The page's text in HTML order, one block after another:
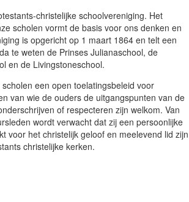
christelijke schoolvereniging. Het
scholen vormt de basis voor ons denken en
is opgericht op 1 maart 1864 en telt een
te weten de Prinses Julianaschool, de
en de Livingstoneschool.
een open toelatingsbeleid voor
van wie de ouders de uitgangspunten van de
of respecteren zijn welkom. Van
wordt verwacht dat zij een persoonlijke
voor het christelijk geloof en meelevend lid zijn
christelijke kerken.